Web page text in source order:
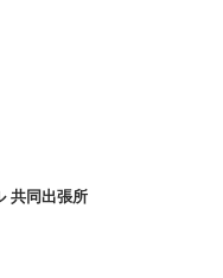
共同出張所